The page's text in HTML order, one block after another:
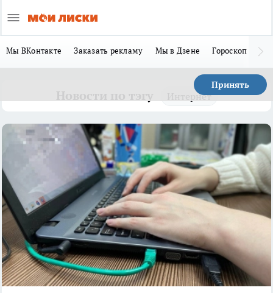
Мы ВКонтакте Заказать рекламу Мы в Дзене Гороскоп
Принять
Интернет